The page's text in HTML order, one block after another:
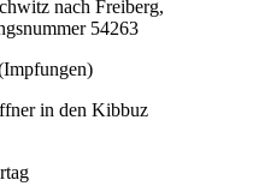
nach Freiberg,
54263
in den Kibbuz